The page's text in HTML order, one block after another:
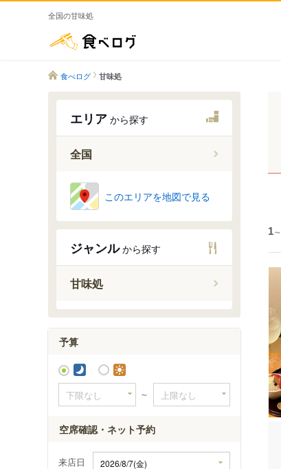
全国の甘味処
食べログ 甘味処
エリア から探す
全国
このエリアを地図で見る
ジャンルから探す
甘味処
予算
～
空席確認・ネット予約
来店日
1～